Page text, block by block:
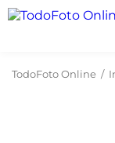
TodoFoto Online /